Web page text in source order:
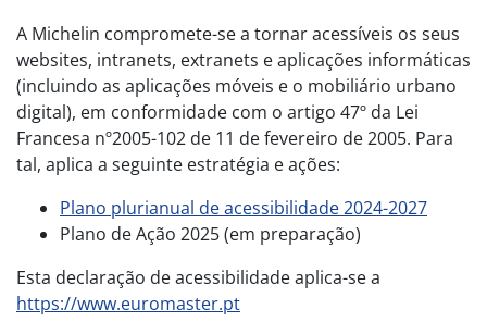
A Michelin compromete-se a tornar acessíveis os seus
websites, intranets, extranets e aplicações informáticas
(incluindo as aplicações móveis e o mobiliário urbano
digital), em conformidade com o artigo 47º da Lei
Francesa nº2005-102 de 11 de fevereiro de 2005. Para
tal, aplica a seguinte estratégia e ações:
Plano plurianual de acessibilidade 2024-2027
Plano de Ação 2025 (em preparação)
Esta declaração de acessibilidade aplica-se a
https://www.euromaster.pt